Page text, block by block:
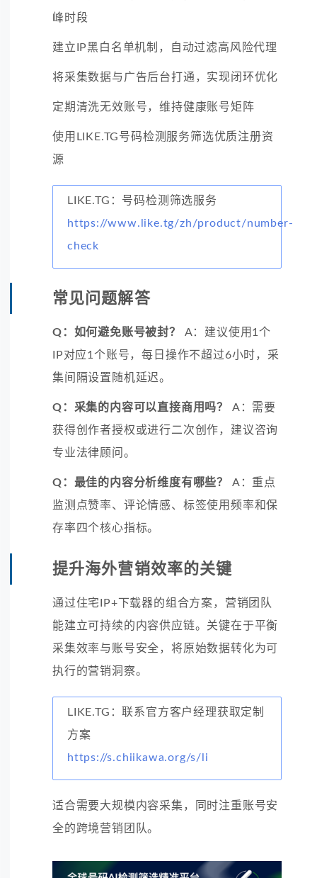
峰时段
建立IP黑白名单机制，自动过滤高风险代理
将采集数据与广告后台打通，实现闭环优化
定期清洗无效账号，维持健康账号矩阵
使用LIKE.TG号码检测服务筛选优质注册资
源
LIKE.TG：号码检测筛选服务
https://www.like.tg/zh/product/number-
check
常见问题解答
Q：如何避免账号被封？
A：建议使用1个
IP对应1个账号，每日操作不超过6小时，采
集间隔设置随机延迟。
Q：采集的内容可以直接商用吗？
A：需要
获得创作者授权或进行二次创作，建议咨询
专业法律顾问。
Q：最佳的内容分析维度有哪些？
A：重点
监测点赞率、评论情感、标签使用频率和保
存率四个核心指标。
提升海外营销效率的关键
通过住宅IP+下载器的组合方案，营销团队
能建立可持续的内容供应链。关键在于平衡
采集效率与账号安全，将原始数据转化为可
执行的营销洞察。
LIKE.TG：联系官方客户经理获取定制
方案
https://s.chiikawa.org/s/li
适合需要大规模内容采集，同时注重账号安
全的跨境营销团队。